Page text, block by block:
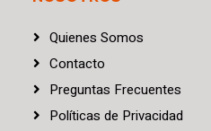
Quienes Somos
Contacto
Preguntas Frecuentes
Políticas de Privacidad